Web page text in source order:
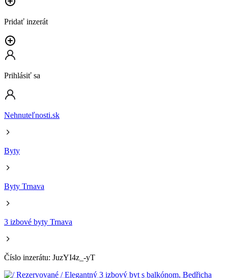
Pridať inzerát
Prihlásiť sa
Nehnuteľnosti.sk
Byty
Byty Trnava
3 izbové byty Trnava
Číslo inzerátu: JuzYI4z_-yT